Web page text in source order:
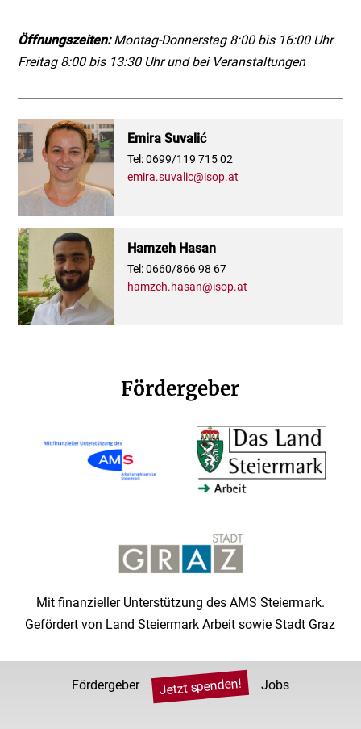
Öffnungszeiten:Montag-Donnerstag 8:00 bis 16:00 Uhr
Freitag 8:00 bis 13:30 Uhr und bei Veranstaltungen
Emira Suvalić
Tel: 0699/119 715 02
emira.suvalic@isop.at
Hamzeh Hasan
Tel: 0660/866 98 67
hamzeh.hasan@isop.at
Fördergeber
Mit finanzieller Unterstützung des AMS Steiermark.
Gefördert von Land Steiermark Arbeit sowie Stadt Graz
Fördergeber Jetzt spenden! Jobs